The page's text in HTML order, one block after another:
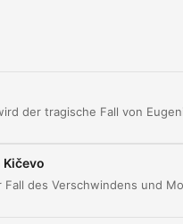
Producer: Philipp
Scholl
RTL:
Fall Eugenio Botnari
Kičevo